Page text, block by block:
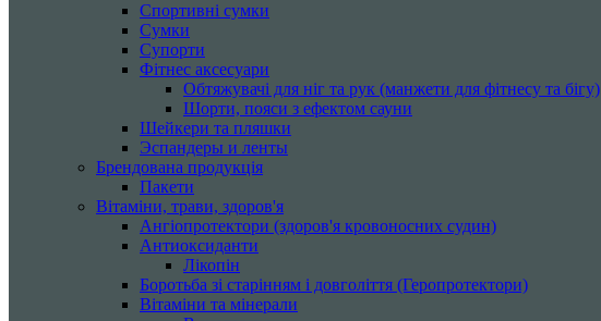
Спортивні сумки
Сумки
Супорти
Фітнес аксесуари
Обтяжувачі для ніг та рук (манжети для фітнесу та бігу)
Шорти, пояси з ефектом сауни
Шейкери та пляшки
Эспандеры и ленты
Брендована продукція
Пакети
Вітаміни, трави, здоров'я
Ангіопротектори (здоров'я кровоносних судин)
Антиоксиданти
Лікопін
Боротьба зі старінням і довголіття (Геропротектори)
Вітаміни та мінерали